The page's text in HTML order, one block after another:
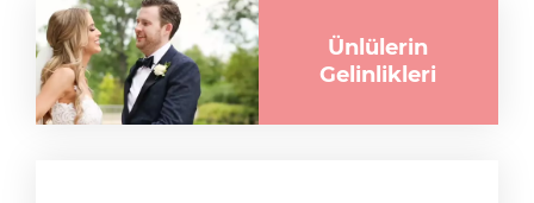
Ünlülerin
Gelinlikleri